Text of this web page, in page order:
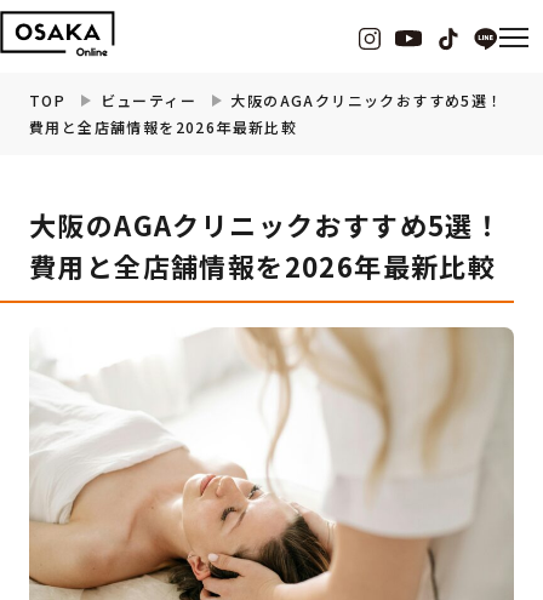
観光・お出かけ
イベント
ビューティー
フィットネス
暮らし
教育・子育て
TOP ビューティー
大阪のAGAクリニックおすすめ5選！
費用と全店舗情報を2026年最新比較
大阪のAGAクリニックおすすめ5選！
費用と全店舗情報を2026年最新比較